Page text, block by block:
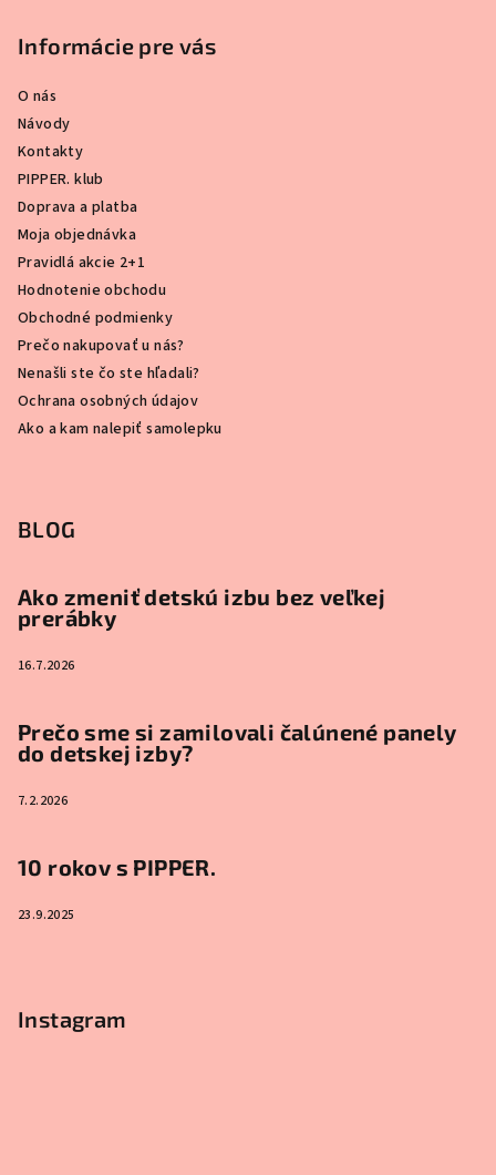
Informácie pre vás
O nás
Návody
Kontakty
PIPPER. klub
Doprava a platba
Moja objednávka
Pravidlá akcie 2+1
Hodnotenie obchodu
Obchodné podmienky
Prečo nakupovať u nás?
Nenašli ste čo ste hľadali?
Ochrana osobných údajov
Ako a kam nalepiť samolepku
BLOG
Ako zmeniť detskú izbu bez veľkej
prerábky
16.7.2026
Prečo sme si zamilovali čalúnené panely
do detskej izby?
7.2.2026
10 rokov s PIPPER.
23.9.2025
Instagram